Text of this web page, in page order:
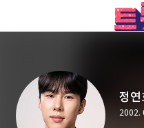
정연
2002.